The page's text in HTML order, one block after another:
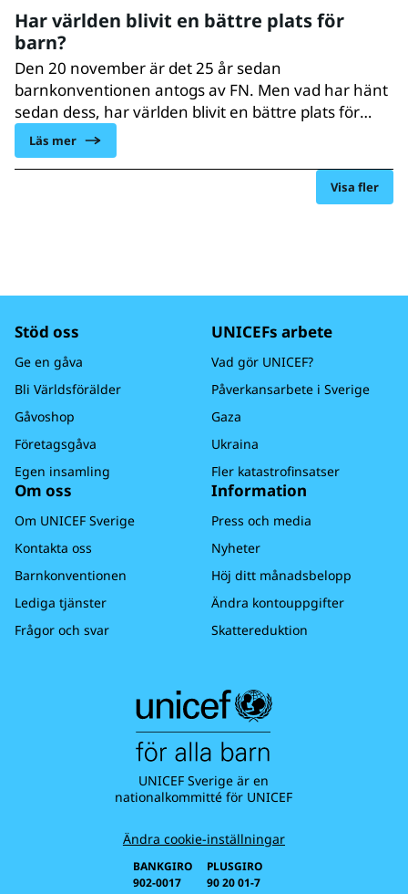
Har världen blivit en bättre plats för
barn?
Den 20 november är det 25 år sedan
barnkonventionen antogs av FN. Men vad har hänt
sedan dess, har världen blivit en bättre plats för
barn? En ny UNICEF-rapport visar att svaret är
onekligen ja – men inte för alla barn.
Läs mer
Visa fler
Stöd oss
Ge en gåva
Bli Världsförälder
Gåvoshop
Företagsgåva
Egen insamling
UNICEFs arbete
Vad gör UNICEF?
Påverkansarbete i Sverige
Gaza
Ukraina
Fler katastrofinsatser
Om oss
Om UNICEF Sverige
Kontakta oss
Barnkonventionen
Lediga tjänster
Frågor och svar
Information
Press och media
Nyheter
Höj ditt månadsbelopp
Ändra kontouppgifter
Skattereduktion
UNICEF Sverige är en
nationalkommitté för UNICEF
Ändra cookie-inställningar
BANKGIRO
902-0017
PLUSGIRO
90 20 01-7